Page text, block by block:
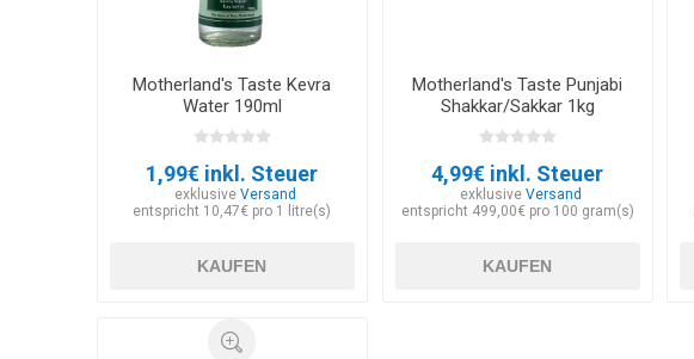
Motherland's Taste Kevra
Water 190ml
1,99€ inkl. Steuer
exklusive Versand
entspricht 10,47€ pro 1 litre(s)
KAUFEN
Motherland's Taste Punjabi
Shakkar/Sakkar 1kg
4,99€ inkl. Steuer
exklusive Versand
entspricht 499,00€ pro 100 gram(s)
KAUFEN